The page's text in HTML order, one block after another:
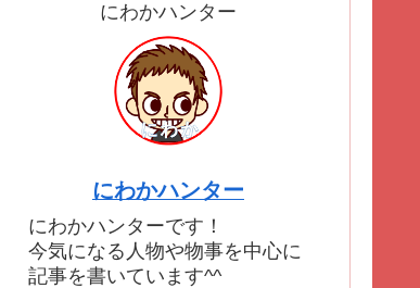
にわかハンター
にわかハンター
にわかハンターです！
今気になる人物や物事を中心に
記事を書いています^^